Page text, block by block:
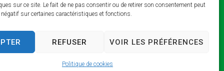
sur ce site. Le fait de ne pas consentir ou de retirer son consentement peut
négatif sur certaines caractéristiques et fonctions.
REFUSER VOIR LES PRÉFÉRENCES
Politique de cookies
Horaires
Lundi et jeudi : 9h –
Mardi : 9h – 13h / 14h –